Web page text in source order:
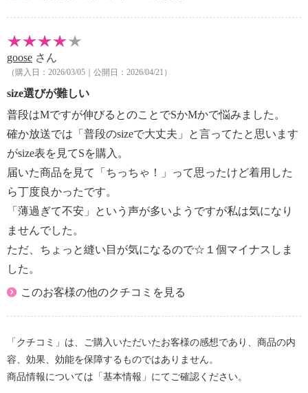
goose さん
（購入日：2026/03/05｜公開日：2026/04/21）
size選びが難しい
普段はMですが伸びるとのことでSかMかで悩みました。
確か放送では「普段のsizeで大丈夫」と言ってたと思います
がsize表を見てSを購入。
届いた商品を見て「ちっちゃ！」って思ったけど着用した
ら丁度良かったです。
「薄過ぎて不安」という声が多いようですが私は気になり
ませんでした。
ただ、ちょっと縫い目が気になるので☆１個マイナスしま
した。
このお客様の他のクチコミを見る
「クチコミ」は、ご購入いただいたお客様の感想であり、商品の内
容、効果、効能を保障するものではありません。
商品情報については「基本情報」にてご確認ください。